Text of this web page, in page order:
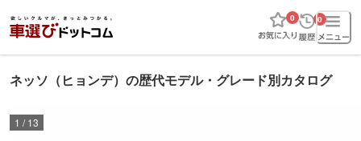
0 0
ネッソ（ヒョンデ）の歴代モデル・グレード別カタログ
1 /13